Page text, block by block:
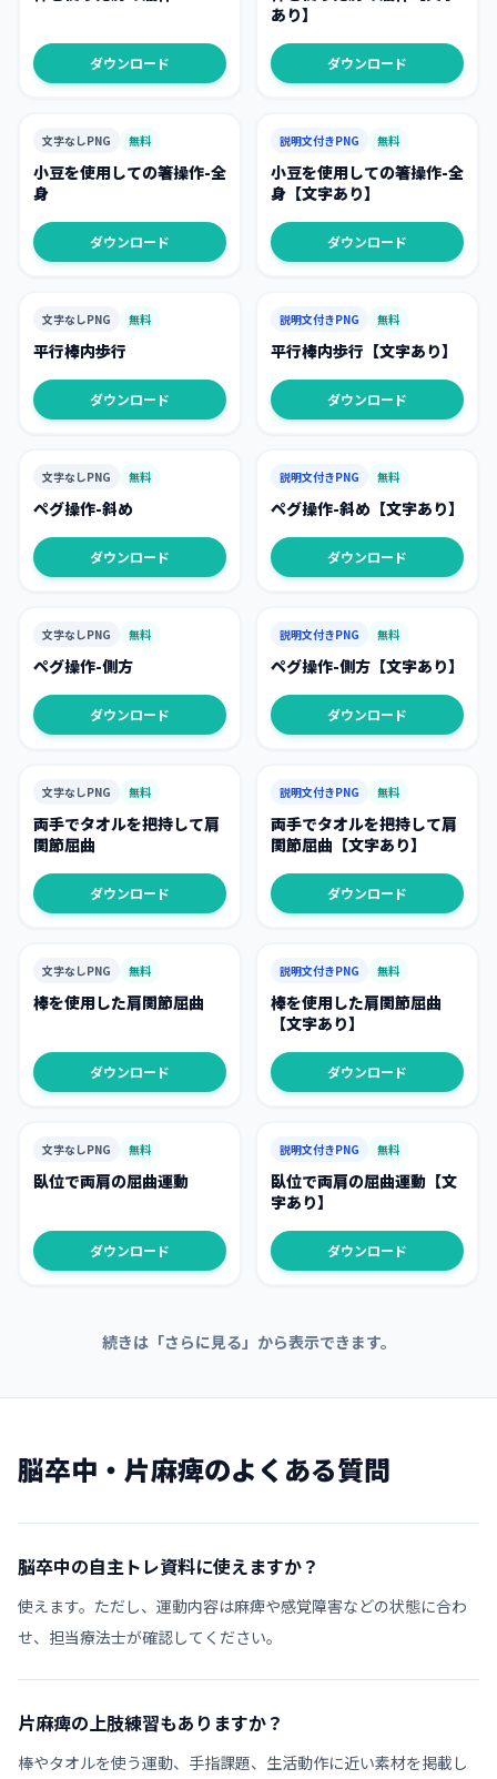
ダウンロード
あり】
ダウンロード
文字なしPNG 無料
小豆を使用しての箸操作-全
身
ダウンロード
説明文付きPNG 無料
小豆を使用しての箸操作-全
身【文字あり】
ダウンロード
文字なしPNG 無料
平行棒内歩行
ダウンロード
説明文付きPNG 無料
平行棒内歩行【文字あり】
ダウンロード
文字なしPNG 無料
ペグ操作-斜め
ダウンロード
説明文付きPNG 無料
ペグ操作-斜め【文字あり】
ダウンロード
文字なしPNG 無料
ペグ操作-側方
ダウンロード
説明文付きPNG 無料
ペグ操作-側方【文字あり】
ダウンロード
文字なしPNG 無料
両手でタオルを把持して肩
関節屈曲
ダウンロード
説明文付きPNG 無料
両手でタオルを把持して肩
関節屈曲【文字あり】
ダウンロード
文字なしPNG 無料
棒を使用した肩関節屈曲
ダウンロード
説明文付きPNG 無料
棒を使用した肩関節屈曲
【文字あり】
ダウンロード
文字なしPNG 無料
臥位で両肩の屈曲運動
ダウンロード
説明文付きPNG 無料
臥位で両肩の屈曲運動【文
字あり】
ダウンロード
続きは「さらに見る」から表示できます。
脳卒中・片麻痺のよくある質問
脳卒中の自主トレ資料に使えますか？
使えます。ただし、運動内容は麻痺や感覚障害などの状態に合わ
せ、担当療法士が確認してください。
片麻痺の上肢練習もありますか？
棒やタオルを使う運動、手指課題、生活動作に近い素材を掲載し